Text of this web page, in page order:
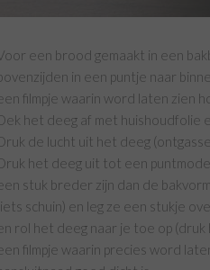
een brood gemaakt in een
in een puntje naar
filmpje waarin word laten zien
het deeg af met huishoudfolie
de lucht uit het deeg
het deeg uit tot een
stuk breder zijn dan de
schuin) en leg ze een stukje
rol het deeg naar je toe op
filmpje waarin precies word